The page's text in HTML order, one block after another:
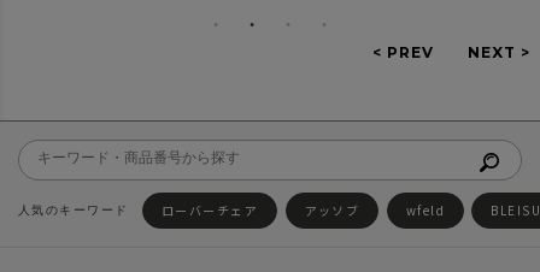
ローバーチェア アッソブ wfeld